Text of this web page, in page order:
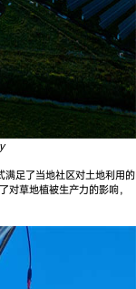
足了当地社区对土地利用的
对草地植被生产力的影响，